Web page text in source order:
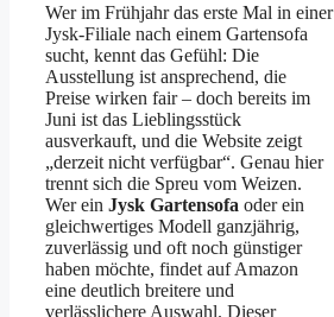
Wer im Frühjahr das erste Mal in einer
Jysk-Filiale nach einem Gartensofa
sucht, kennt das Gefühl: Die
Ausstellung ist ansprechend, die
Preise wirken fair – doch bereits im
Juni ist das Lieblingsstück
ausverkauft, und die Website zeigt
„derzeit nicht verfügbar“. Genau hier
trennt sich die Spreu vom Weizen.
Wer ein Jysk Gartensofa oder ein
gleichwertiges Modell ganzjährig,
zuverlässig und oft noch günstiger
haben möchte, findet auf Amazon
eine deutlich breitere und
verlässlichere Auswahl. Dieser